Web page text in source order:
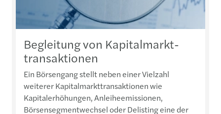
Begleitung von Kapitalmarkt-
transaktionen
Ein Börsengang stellt neben einer Vielzahl
weiterer Kapitalmarkttransaktionen wie
Kapitalerhöhungen, Anleiheemissionen,
Börsensegmentwechsel oder Delisting eine der